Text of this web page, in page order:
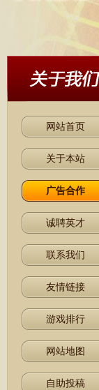
网站首页
关于本站
广告合作
诚聘英才
联系我们
友情链接
游戏排行
网站地图
自助投稿